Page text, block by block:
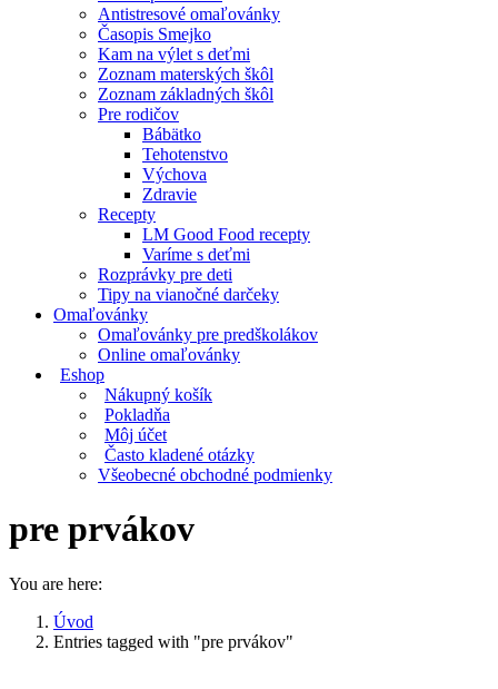
Antistresové omaľovánky
Časopis Smejko
Kam na výlet s deťmi
Zoznam materských škôl
Zoznam základných škôl
Pre rodičov
Bábätko
Tehotenstvo
Výchova
Zdravie
Recepty
LM Good Food recepty
Varíme s deťmi
Rozprávky pre deti
Tipy na vianočné darčeky
Omaľovánky
Omaľovánky pre predškolákov
Online omaľovánky
Eshop
Nákupný košík
Pokladňa
Môj účet
Často kladené otázky
Všeobecné obchodné podmienky
pre prvákov
You are here:
Úvod
Entries tagged with "pre prvákov"